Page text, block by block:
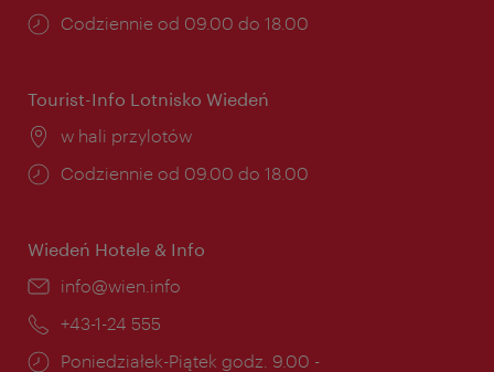
Godziny
Codziennie od 09.00 do 18.00
Tourist-Info Lotnisko Wiedeń
Miejsce:
w hali przylotów
Godziny
Codziennie od 09.00 do 18.00
Wiedeń Hotele & Info
E-
info@wien.info
Telefon:
+43-1-24 555
Godziny
Poniedziałek-Piątek godz. 9.00 -